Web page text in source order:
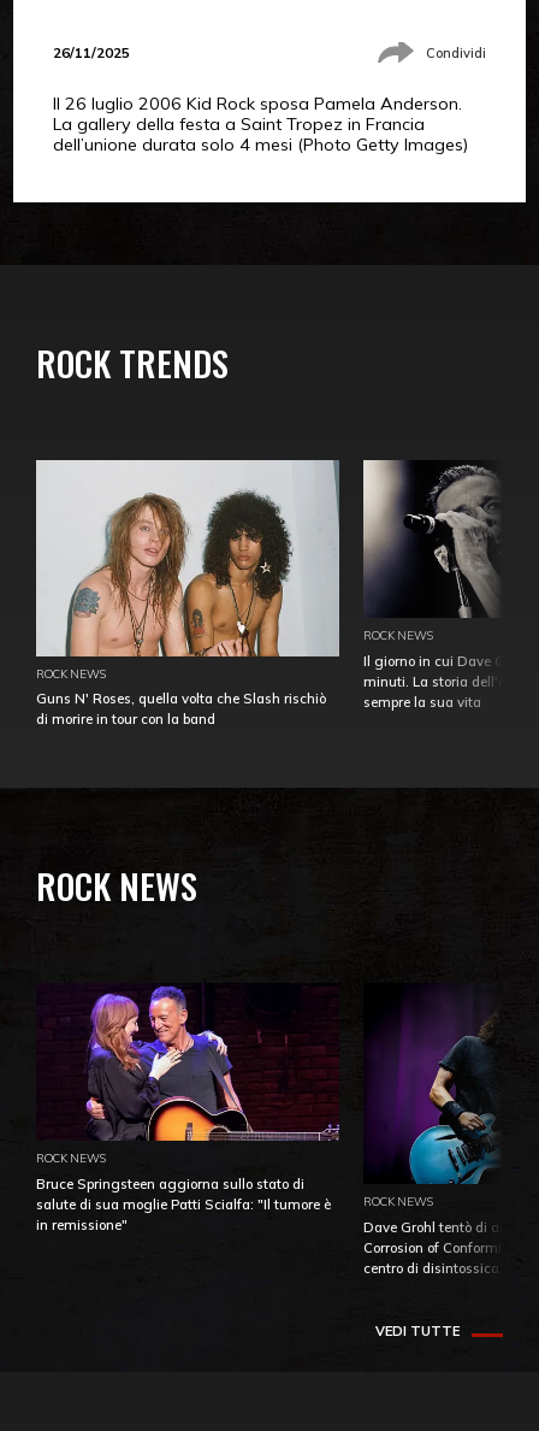
26/11/2025 Condividi
Il 26 luglio 2006 Kid Rock sposa Pamela Anderson.
La gallery della festa a Saint Tropez in Francia
dell’unione durata solo 4 mesi (Photo Getty Images)
ROCK TRENDS
ROCK NEWS
Guns N' Roses, quella volta che Slash rischiò
di morire in tour con la band
ROCK NEWS
Il giorno in cui Dave
minuti. La storia
sempre la sua vita
ROCK NEWS
ROCK NEWS
Bruce Springsteen aggiorna sullo stato di
salute di sua moglie Patti Scialfa: "Il tumore è
in remissione"
ROCK NEWS
Dave Grohl tentò di
Corrosion of Conformity
centro di
VEDI TUTTE